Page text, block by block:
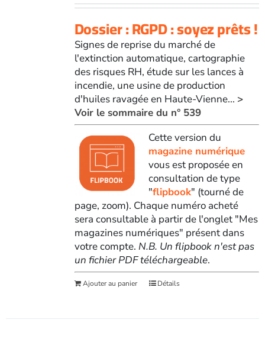
Dossier : RGPD : soyez prêts !
Signes de reprise du marché de
l'extinction automatique, cartographie
des risques RH, étude sur les lances à
incendie, une usine de production
d'huiles ravagée en Haute-Vienne... >
Voir le sommaire du n° 539
Cette version du
magazine numérique
vous est proposée en
consultation de type
"flipbook" (tourné de
page, zoom). Chaque numéro acheté
sera consultable à partir de l'onglet "Mes
magazines numériques" présent dans
votre compte. N.B. Un flipbook n'est pas
un fichier PDF téléchargeable.
Ajouter au panier Détails